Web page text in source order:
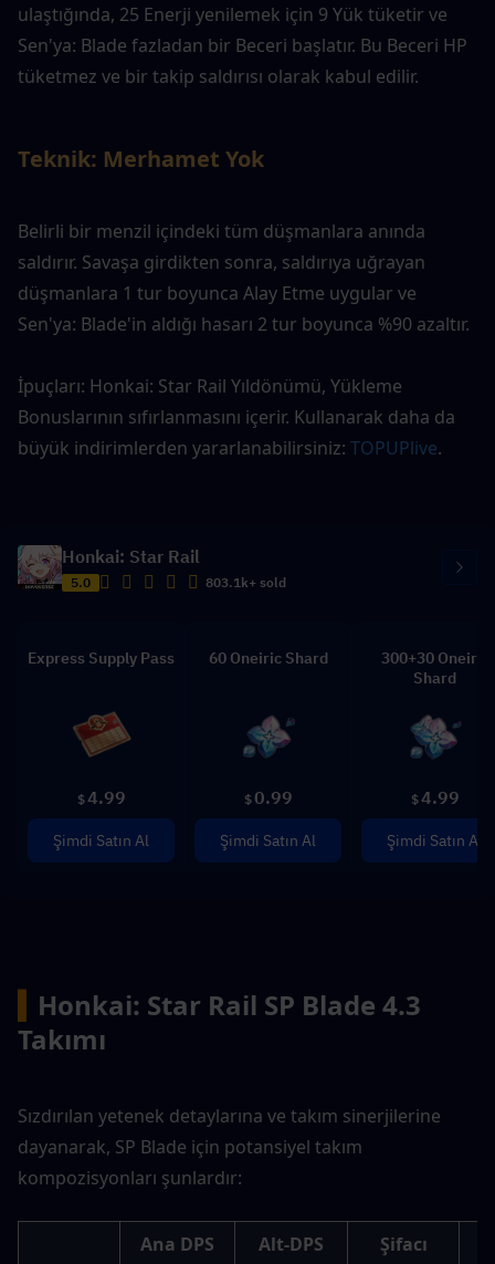
ulaştığında, 25 Enerji yenilemek için 9 Yük tüketir ve
Sen'ya: Blade fazladan bir Beceri başlatır. Bu Beceri HP
tüketmez ve bir takip saldırısı olarak kabul edilir.
Teknik: Merhamet Yok
Belirli bir menzil içindeki tüm düşmanlara anında
saldırır. Savaşa girdikten sonra, saldırıya uğrayan
düşmanlara 1 tur boyunca Alay Etme uygular ve
Sen'ya: Blade'in aldığı hasarı 2 tur boyunca %90 azaltır.
İpuçları: Honkai: Star Rail Yıldönümü, Yükleme
Bonuslarının sıfırlanmasını içerir. Kullanarak daha da
büyük indirimlerden yararlanabilirsiniz: TOPUPlive.
Honkai: Star Rail
5.0 803.1k+ sold
Express Supply Pass
$4.99
Şimdi Satın Al
60 Oneiric Shard
$ 0.99
Şimdi Satın Al
300+30 Oneiric
Shard
$4.99
Şimdi Satın Al
Honkai: Star Rail SP Blade 4.3
Takımı
Sızdırılan yetenek detaylarına ve takım sinerjilerine
dayanarak, SP Blade için potansiyel takım
kompozisyonları şunlardır:
Ana DPS Alt-DPS Şifacı